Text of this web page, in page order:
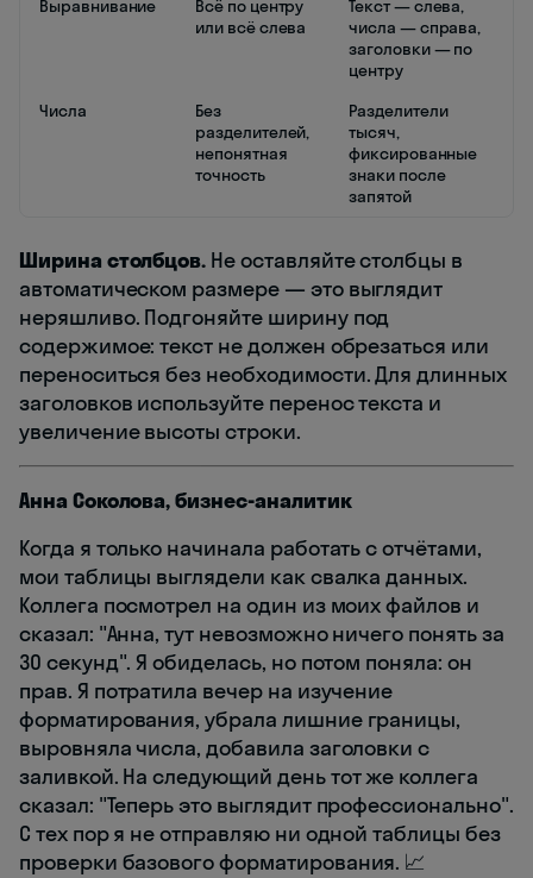
Выравнивание
Всё по центру
или всё слева
Текст — слева,
числа — справа,
заголовки — по
центру
Числа
Без
разделителей,
непонятная
точность
Разделители
тысяч,
фиксированные
знаки после
запятой
Ширина столбцов. Не оставляйте столбцы в
автоматическом размере — это выглядит
неряшливо. Подгоняйте ширину под
содержимое: текст не должен обрезаться или
переноситься без необходимости. Для длинных
заголовков используйте перенос текста и
увеличение высоты строки.
Анна Соколова, бизнес-аналитик
Когда я только начинала работать с отчётами,
мои таблицы выглядели как свалка данных.
Коллега посмотрел на один из моих файлов и
сказал: "Анна, тут невозможно ничего понять за
30 секунд". Я обиделась, но потом поняла: он
прав. Я потратила вечер на изучение
форматирования, убрала лишние границы,
выровняла числа, добавила заголовки с
заливкой. На следующий день тот же коллега
сказал: "Теперь это выглядит профессионально".
С тех пор я не отправляю ни одной таблицы без
проверки базового форматирования. 📈